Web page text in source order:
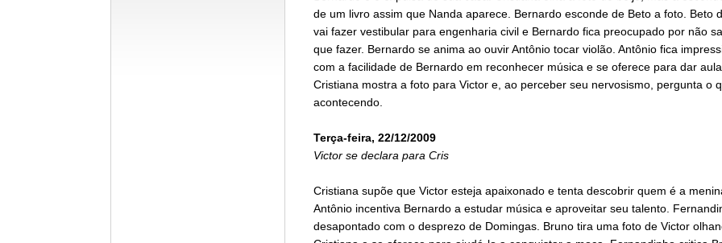
de um livro assim que Nanda aparece. Bernardo esconde de Beto a foto. Beto
vai fazer vestibular para engenharia civil e Bernardo fica preocupado por não
que fazer. Bernardo se anima ao ouvir Antônio tocar violão. Antônio fica
com a facilidade de Bernardo em reconhecer música e se oferece para dar
Cristiana mostra a foto para Victor e, ao perceber seu nervosismo, pergunta o
acontecendo.
Terça-feira, 22/12/2009
Victor se declara para Cris
Cristiana supõe que Victor esteja apaixonado e tenta descobrir quem é a
Antônio incentiva Bernardo a estudar música e aproveitar seu talento.
desapontado com o desprezo de Domingas. Bruno tira uma foto de Victor